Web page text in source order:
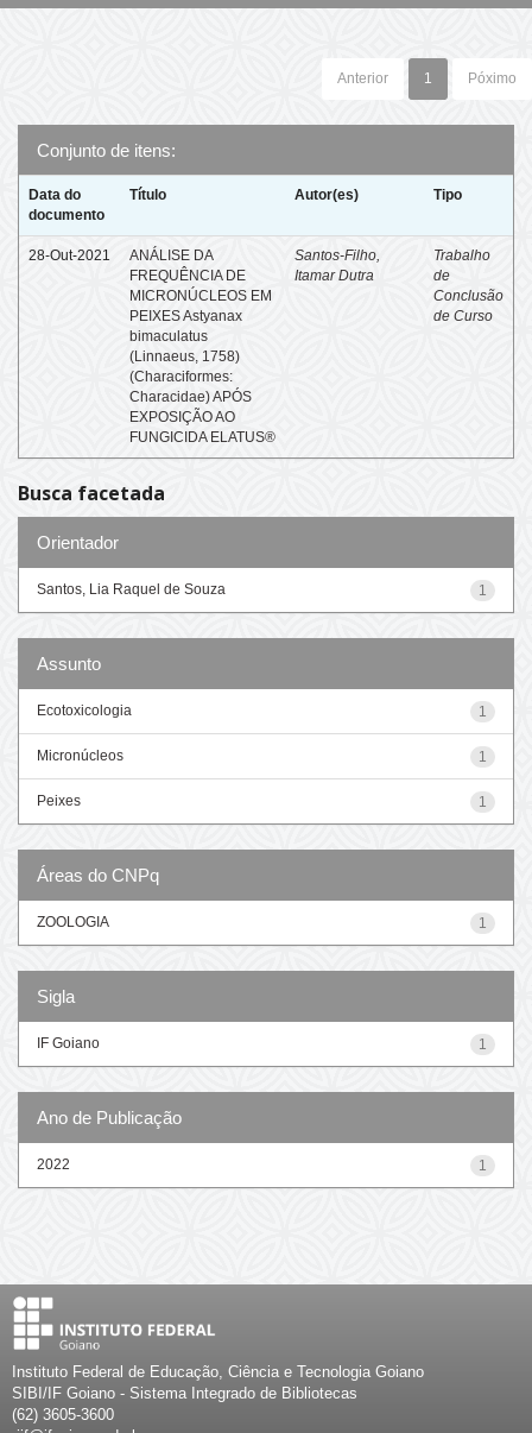
Anterior 1 Póximo
Conjunto de itens:
Data do
documento
Título Autor(es) Tipo
28-Out-2021
ANÁLISE DA
FREQUÊNCIA DE
MICRONÚCLEOS EM
PEIXES Astyanax
bimaculatus
(Linnaeus, 1758)
(Characiformes:
Characidae) APÓS
EXPOSIÇÃO AO
FUNGICIDA ELATUS®
Santos-Filho,
Itamar Dutra
Trabalho
de
Conclusão
de Curso
Busca facetada
Orientador
1
Santos, Lia Raquel de Souza
Assunto
1
Ecotoxicologia
1
Micronúcleos
1
Peixes
Áreas do CNPq
1
ZOOLOGIA
Sigla
1
IF Goiano
Ano de Publicação
1
2022
Instituto Federal de Educação, Ciência e Tecnologia Goiano
SIBI/IF Goiano - Sistema Integrado de Bibliotecas
(62) 3605-3600